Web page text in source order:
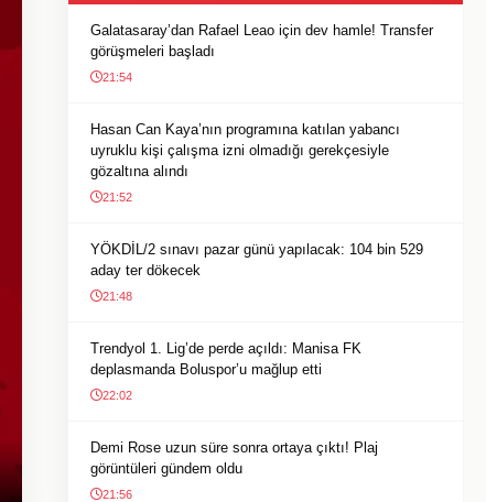
Galatasaray’dan Rafael Leao için dev hamle! Transfer
görüşmeleri başladı
21:54
Hasan Can Kaya’nın programına katılan yabancı
uyruklu kişi çalışma izni olmadığı gerekçesiyle
gözaltına alındı
21:52
YÖKDİL/2 sınavı pazar günü yapılacak: 104 bin 529
aday ter dökecek
21:48
Trendyol 1. Lig’de perde açıldı: Manisa FK
deplasmanda Boluspor’u mağlup etti
22:02
Demi Rose uzun süre sonra ortaya çıktı! Plaj
görüntüleri gündem oldu
21:56